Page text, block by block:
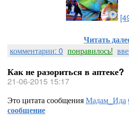
Читать
комментарии: 0 понравилось!
Как не разориться в аптеке?
21-06-2015 15:17
Это цитата сообщенияМадам_Ида
сообщение